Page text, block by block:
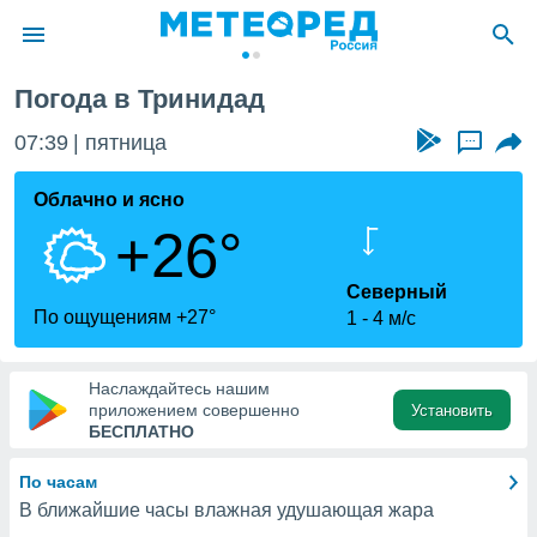
о
Вы можете
к этому
доступ
Погода в Тринидад
07:39 пятница ...
Облачно и ясно
+26°
По ощущениям +27°
Северный
1
4 м/с
Наслаждайтесь нашим
приложением совершенно
БЕСПЛАТНО
Установить
По часам
В ближайшие часы влажная удушающая жара